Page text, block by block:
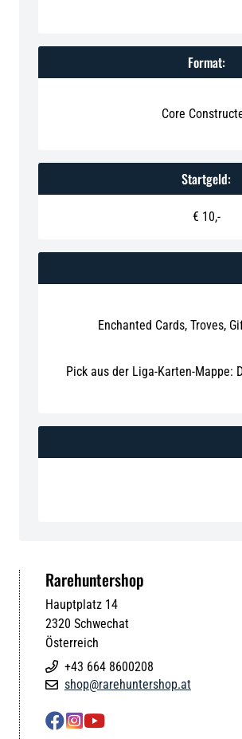
Format:
Core
Startgeld:
€ 10,-
Enchanted Cards, Troves,
Pick aus der Liga-Karten-Mappe:
Rarehuntershop
Hauptplatz 14
2320 Schwechat
Österreich
 +43 664 8600208
 shop@rarehuntershop.at
